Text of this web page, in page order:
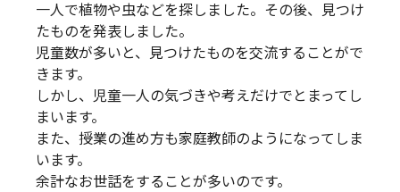
一人で植物や虫などを探しました。その後、見つけ
たものを発表しました。
児童数が多いと、見つけたものを交流することがで
きます。
しかし、児童一人の気づきや考えだけでとまってし
まいます。
また、授業の進め方も家庭教師のようになってしま
います。
余計なお世話をすることが多いのです。